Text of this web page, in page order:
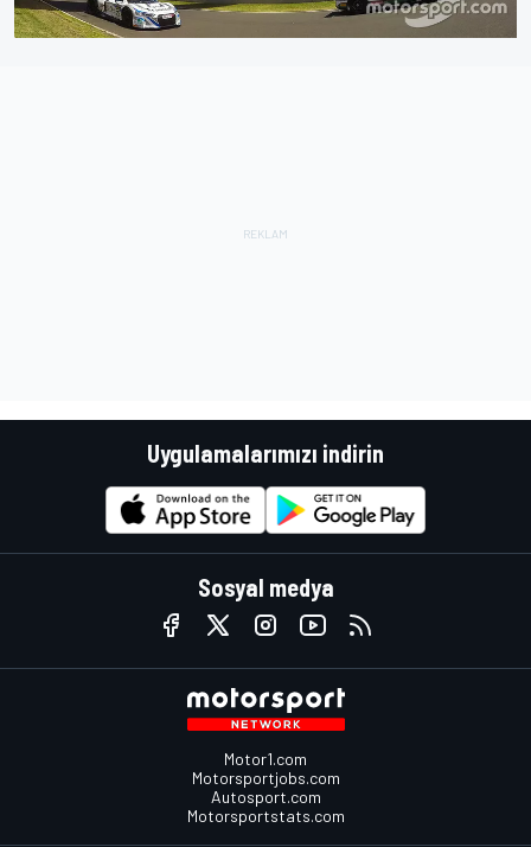
Uygulamalarımızı indirin
Sosyal medya
Motor1.com
Motorsportjobs.com
Autosport.com
Motorsportstats.com